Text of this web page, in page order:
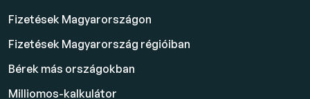
Fizetések Magyarországon
Fizetések Magyarország régióiban
Bérek más országokban
Milliomos-kalkulátor